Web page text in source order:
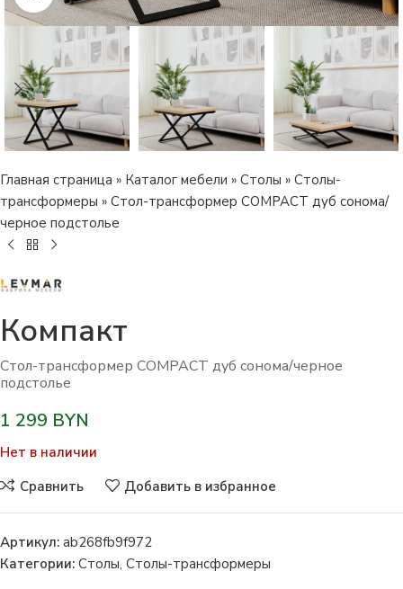
Главная страница » Каталог мебели » Столы » Столы-
трансформеры » Стол-трансформер COMPACT дуб сонома/
черное подстолье
Компакт
Стол-трансформер COMPACT дуб сонома/черное
подстолье
1 299 BYN
Нет в наличии
Сравнить
Добавить в избранное
Артикул: ab268fb9f972
Категории: Столы, Столы-трансформеры